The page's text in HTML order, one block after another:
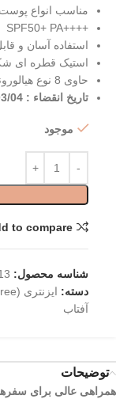
مناسب انواع پوست
++++SPF50+ PA
استفاده آسان و
استیک قطره ای
حاوی 8 نوع هیالورونیک اسید
تاریخ انقضاء : 2026/03/04
موجود
to compare
شناسه محصول:
دسته: ایزنتری (Isntree)
آفتاب
توضیحات
همراهی عالی برای